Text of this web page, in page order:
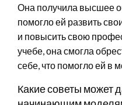
Она получила высшее
помогло ей развить
и повысить свою
учебе, она смогла
себе, что помогло ей в
Какие советы может